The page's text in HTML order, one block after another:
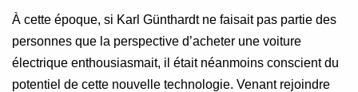
À cette époque, si Karl Günthardt ne faisait pas partie des
personnes que la perspective d’acheter une voiture
électrique enthousiasmait, il était néanmoins conscient du
potentiel de cette nouvelle technologie. Venant rejoindre